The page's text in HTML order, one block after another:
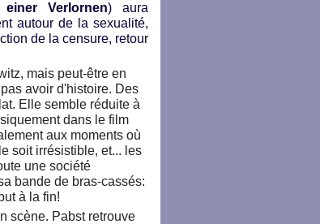
Verlornen) aura
autour de la sexualité,
de la censure, retour
mais peut-être en
avoir d'histoire. Des
Elle semble réduite à
dans le film
aux moments où
soit irrésistible, et... les
une société
bande de bras-cassés:
à la fin!
scène. Pabst retrouve